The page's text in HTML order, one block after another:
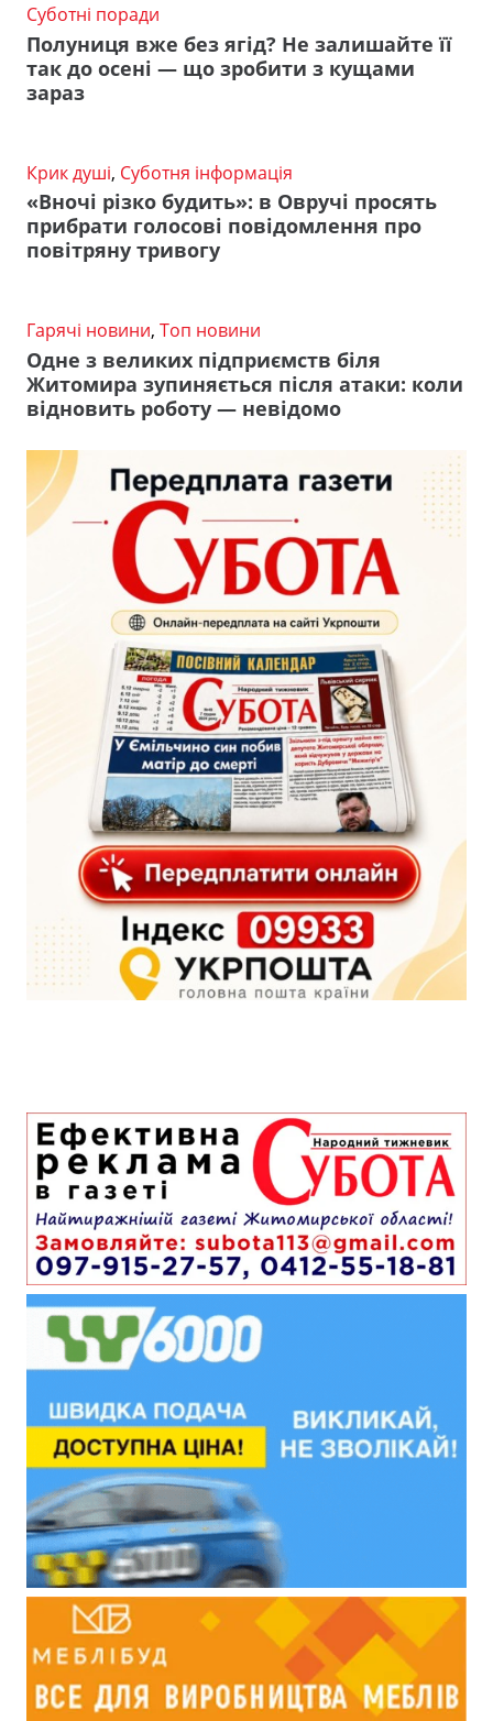
Суботні поради
Полуниця вже без ягід? Не залишайте її
так до осені — що зробити з кущами
зараз
Крик душі, Суботня інформація
«Вночі різко будить»: в Овручі просять
прибрати голосові повідомлення про
повітряну тривогу
Гарячі новини, Топ новини
Одне з великих підприємств біля
Житомира зупиняється після атаки: коли
відновить роботу — невідомо